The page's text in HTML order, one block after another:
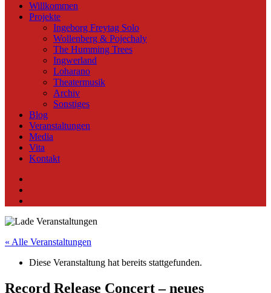
Willkommen
Projekte
Ingeborg Freytag Solo
Wollenberg & Pojechaly
The Humming Trees
Ingwerland
Loharano
Theatermusik
Archiv
Sonstiges
Blog
Veranstaltungen
Media
Vita
Kontakt
« Alle Veranstaltungen
Diese Veranstaltung hat bereits stattgefunden.
Record Release Concert – neues